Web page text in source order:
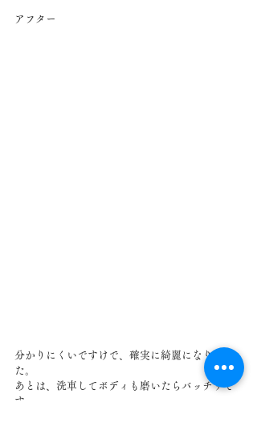
アフター
分かりにくいですけで、確実に綺麗になりまし
た。
あとは、洗車してボディも磨いたらバッチリで
す。